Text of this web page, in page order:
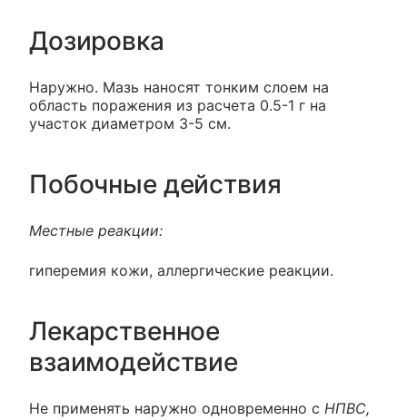
Дозировка
Наружно. Мазь наносят тонким слоем на
область поражения из расчета 0.5-1 г на
участок диаметром 3-5 см.
Побочные действия
Местные реакции:
гиперемия кожи, аллергические реакции.
Лекарственное
взаимодействие
Не применять наружно одновременно с НПВС,